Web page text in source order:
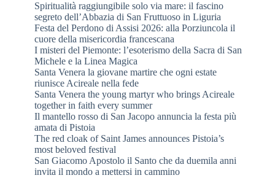
Spiritualità raggiungibile solo via mare: il fascino
segreto dell’Abbazia di San Fruttuoso in Liguria
Festa del Perdono di Assisi 2026: alla Porziuncola il
cuore della misericordia francescana
I misteri del Piemonte: l’esoterismo della Sacra di San
Michele e la Linea Magica
Santa Venera la giovane martire che ogni estate
riunisce Acireale nella fede
Santa Venera the young martyr who brings Acireale
together in faith every summer
Il mantello rosso di San Jacopo annuncia la festa più
amata di Pistoia
The red cloak of Saint James announces Pistoia’s
most beloved festival
San Giacomo Apostolo il Santo che da duemila anni
invita il mondo a mettersi in cammino